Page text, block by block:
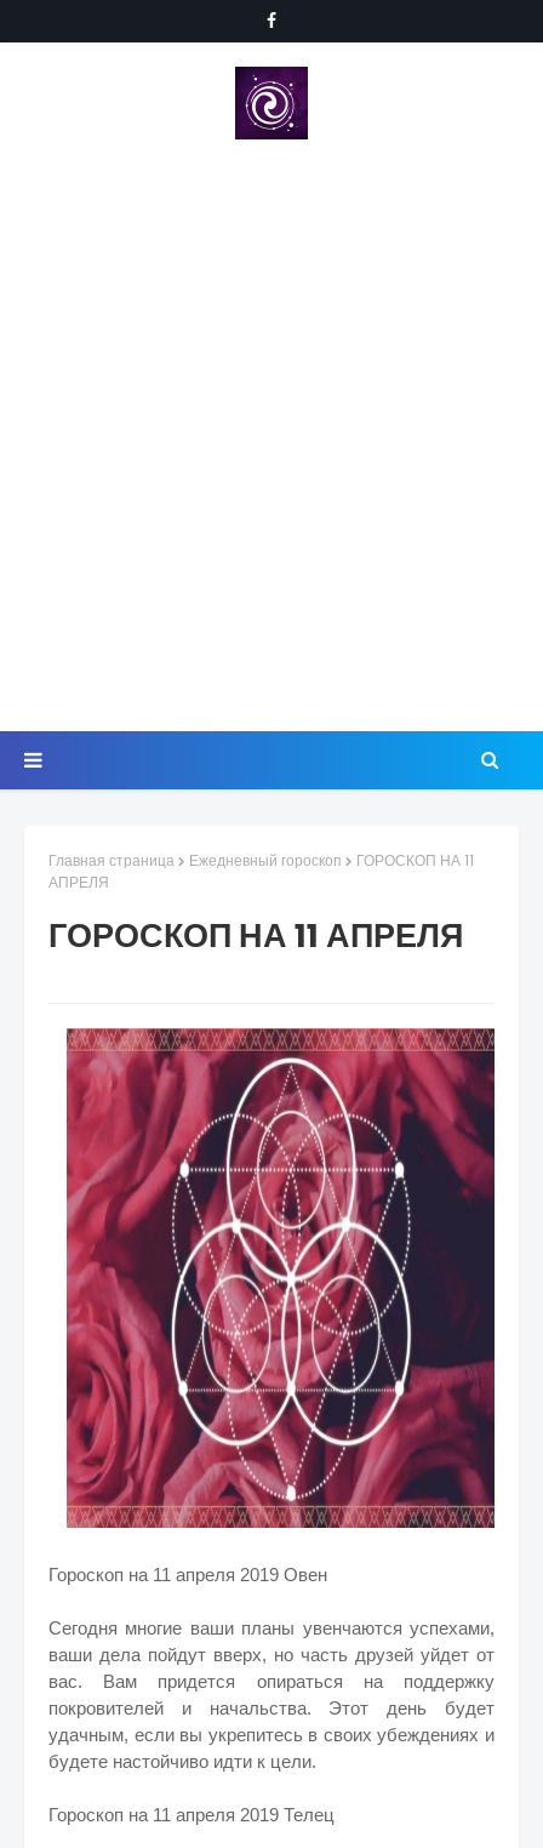
Главная страница Ежедневный гороскоп
ГОРОСКОП НА 11
АПРЕЛЯ
ГОРОСКОП НА 11 АПРЕЛЯ
Гороскоп на 11 апреля 2019 Овен
Сегодня многие ваши планы увенчаются успехами,
ваши дела пойдут вверх, но часть друзей уйдет от
вас. Вам придется опираться на поддержку
покровителей и начальства. Этот день будет
удачным, если вы укрепитесь в своих убеждениях и
будете настойчиво идти к цели.
Гороскоп на 11 апреля 2019 Телец